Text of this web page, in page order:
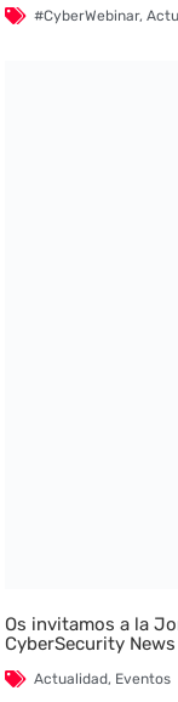
#CyberWebinar,
Os invitamos a la
CyberSecurity News
Actualidad, Eventos